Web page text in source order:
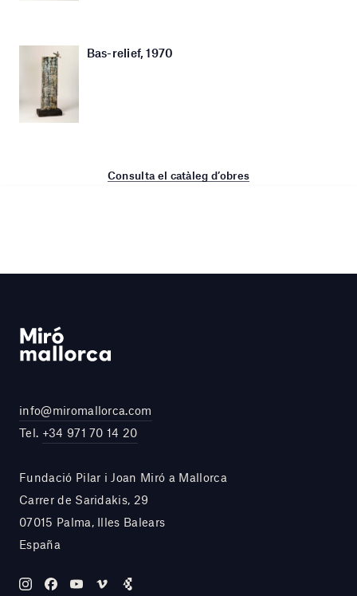
Bas-relief, 1970
Consulta el catàleg d’obres
info@miromallorca.com
Tel. +34 971 70 14 20
Fundació Pilar i Joan Miró a Mallorca
Carrer de Saridakis, 29
07015 Palma, Illes Balears
España